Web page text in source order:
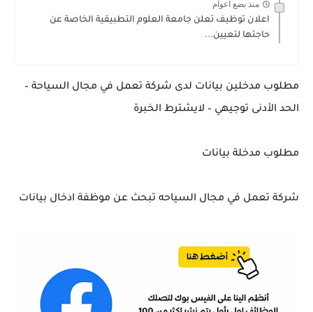
منذ بضع اعوام
اعلان توظيف تعلن جامعة العلوم التطبيقية الخاصة عن
حاجتها لتعيين...
مطلوب مدخلين بيانات لدى شركة تعمل في مجال السياحة –
الحد الأدنى توجيهي – لايشترط الخبرة
مطلوب مدخلة بيانات
شركة تعمل في مجال السياحه تبحث عن موظفة ادخال بيانات